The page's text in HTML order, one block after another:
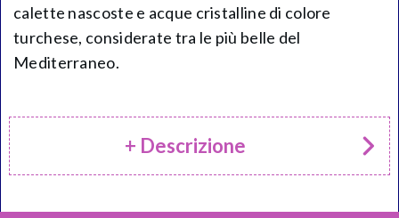
calette nascoste e acque cristalline di colore
turchese, considerate tra le più belle del
Mediterraneo.
+ Descrizione